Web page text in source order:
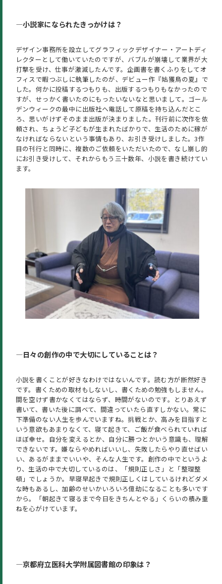
―小説家になられたきっかけは？
デザイン事務所を設立してグラフィックデザイナー・アートディ
レクターとして働いていたのですが、バブルが崩壊して業界が大
打撃を受け、仕事が激減したんです。企画書を書くふりをしてオ
フィスで暇つぶしに執筆したのが、デビュー作『姑獲鳥の夏』で
した。何かに投稿するつもりも、出版するつもりもなかったので
すが、せっかく書いたのにもったいないなと思いまして。ゴール
デンウィークの最中に出版社へ電話して原稿を持ち込んだとこ
ろ、思いがけずそのまま出版が決まりました。刊行前に次作を依
頼され、ちょうど子どもが生まれたばかりで、生活のために稼が
なければならないという事情もあり、お引き受けしました。3作
目の刊行と同時に、複数のご依頼をいただいたので、なし崩し的
にお引き受けして、それからもう三十数年、小説を書き続けてい
ます。
―日々の創作の中で大切にしていることは？
小説を書くことが好きなわけではないんです。読む方が断然好き
です。書くための取材もしないし、書くための勉強もしません。
間を空けず書かなくてはならず、時間がないのです。とりあえず
書いて、書いた後に調べて、間違っていたら直すしかない。常に
下準備のない人生を歩んでいますね。挑戦とか、高みを目指すと
いう意欲もあまりなくて、寝て起きて、ご飯が食べられていれば
ほぼ幸せ。自分を変えるとか、自分に勝つとかいう意識も、理解
できないです。嫌ならやめればいいし、失敗したらやり直せばい
い、あるがままでいいや、そんな人生です。創作の中でというよ
り、生活の中で大切しているのは、「規則正しさ」と「整理整
頓」でしょうか。早寝早起きで規則正しくはしているけれどダメ
な時もあるし、加齢のせいかいろいろ億劫になることも多いです
から。「朝起きて寝るまで今日をきちんとやる」くらいの積み重
ねを心がけています。
―京都府立医科大学附属図書館の印象は？